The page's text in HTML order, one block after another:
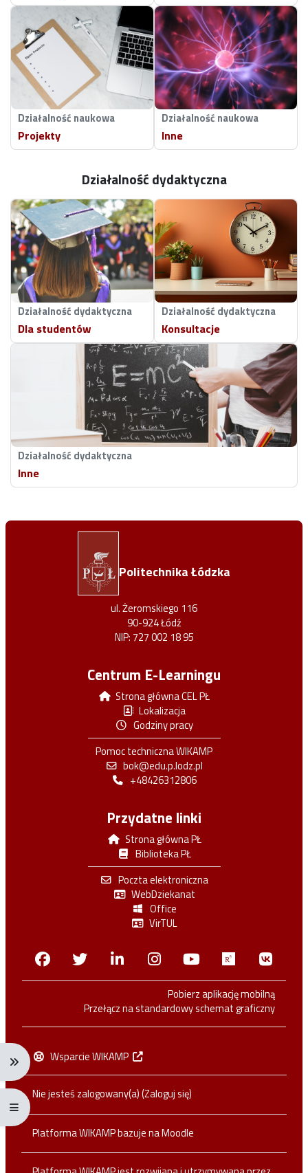
Rozwiń menu nawigacji: Ctrl + Alt + →
Rozwiń menu pełnoekranowe: Ctrl + Alt + f
Działalność naukowa
Projekty
Działalność naukowa
Inne
Działalność dydaktyczna
Działalność dydaktyczna
Dla studentów
Działalność dydaktyczna
Konsultacje
Działalność dydaktyczna
Inne
Politechnika Łódzka
ul. Żeromskiego 116
90-924 Łódź
NIP: 727 002 18 95
Centrum E-Learningu
Strona główna CEL PŁ
Lokalizacja
Godziny pracy
Pomoc techniczna WIKAMP
bok@edu.p.lodz.pl
+48426312806
Przydatne linki
Strona główna PŁ
Biblioteka PŁ
Poczta elektroniczna
WebDziekanat
Office
VirTUL
FacebookTwitterLinkedinInstagram
Youtube
Pobierz aplikację mobilną
Przełącz na standardowy schemat graficzny
Wsparcie WIKAMP
Nie jesteś zalogowany(a) (Zaloguj się)
Platforma WIKAMP bazuje naMoodle